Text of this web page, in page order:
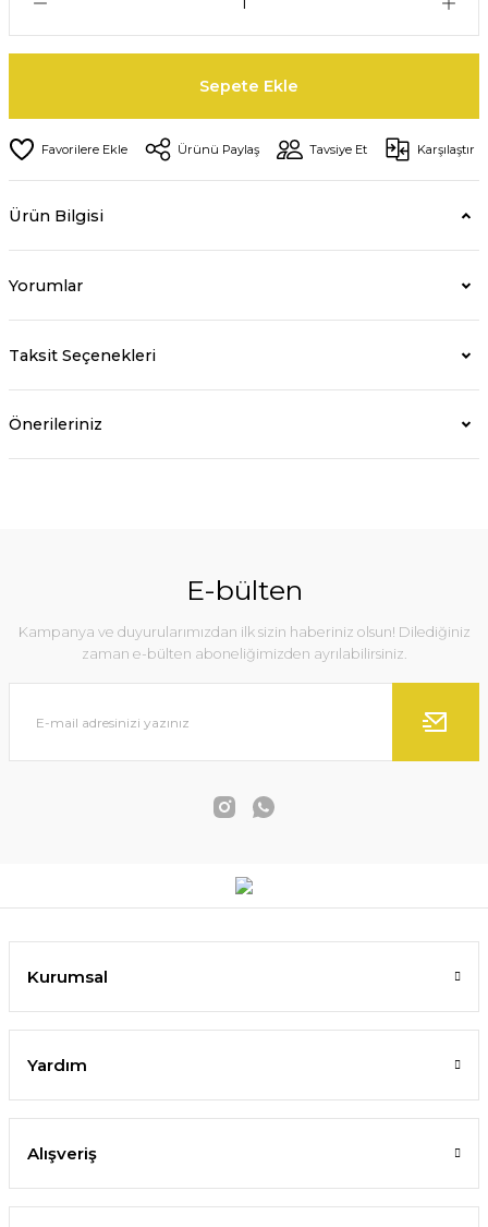
Sepete Ekle
Ürünü Paylaş Tavsiye Et Karşılaştır
Ürün Bilgisi
Yorumlar
Taksit Seçenekleri
Önerileriniz
E-bülten
Kampanya ve duyurularımızdan ilk sizin haberiniz olsun! Dilediğiniz
zaman e-bülten aboneliğimizden ayrılabilirsiniz.
Kurumsal
Yardım
Alışveriş